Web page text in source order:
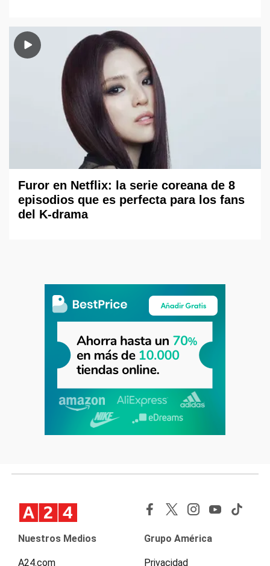
Furor en Netflix: la serie coreana de 8
episodios que es perfecta para los fans
del K-drama
Nuestros Medios
A24.com
Grupo América
Privacidad